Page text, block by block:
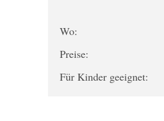
Wo:
Preise:
Für Kinder geeignet: